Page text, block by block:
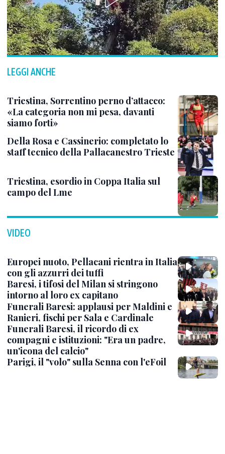
LEGGI ANCHE
Triestina, Sorrentino perno d’attacco:
«La categoria non mi pesa, davanti
siamo forti»
Della Rosa e Cassinerio: completato lo
staff tecnico della Pallacanestro Trieste
Triestina, esordio in Coppa Italia sul
campo del Lme
VIDEO
Europei nuoto, Pellacani rientra in Italia
con gli azzurri dei tuffi
Baresi, i tifosi del Milan si stringono
intorno al loro ex capitano
Funerali Baresi: applausi per Maldini e
Ranieri, fischi per Sala e Cardinale
Funerali Baresi, il ricordo di ex
compagni e istituzioni: "Era un padre,
un'icona del calcio"
Parigi, il "volo" sulla Senna con l'eFoil